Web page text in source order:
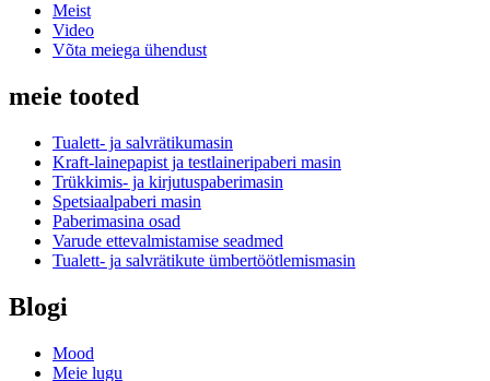
Meist
Video
Võta meiega ühendust
meie tooted
Tualett- ja salvrätikumasin
Kraft-lainepapist ja testlaineripaberi masin
Trükkimis- ja kirjutuspaberimasin
Spetsiaalpaberi masin
Paberimasina osad
Varude ettevalmistamise seadmed
Tualett- ja salvrätikute ümbertöötlemismasin
Blogi
Mood
Meie lugu